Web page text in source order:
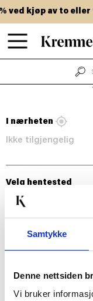
Samtykke
Denne nettsiden
Vi bruker
Hopp
til
hovedinnhold
ved kjøp av to
I nærheten
Ikke tilgjengelig
Velg hentested
BLI
Som medlem i
alltid laveste